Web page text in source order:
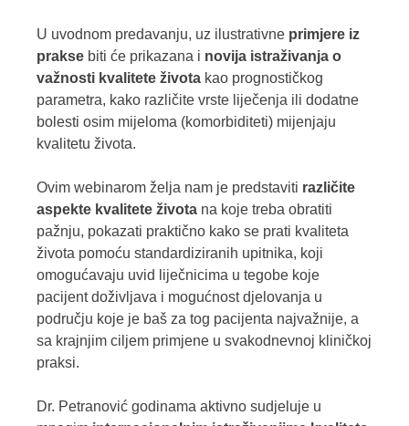
U uvodnom predavanju, uz ilustrativne primjere iz
prakse biti će prikazana i novija istraživanja o
važnosti kvalitete života kao prognostičkog
parametra, kako različite vrste liječenja ili dodatne
bolesti osim mijeloma (komorbiditeti) mijenjaju
kvalitetu života.
Ovim webinarom želja nam je predstaviti različite
aspekte kvalitete života na koje treba obratiti
pažnju, pokazati praktično kako se prati kvaliteta
života pomoću standardiziranih upitnika, koji
omogućavaju uvid liječnicima u tegobe koje
pacijent doživljava i mogućnost djelovanja u
području koje je baš za tog pacijenta najvažnije, a
sa krajnjim ciljem primjene u svakodnevnoj kliničkoj
praksi.
Dr. Petranović godinama aktivno sudjeluje u